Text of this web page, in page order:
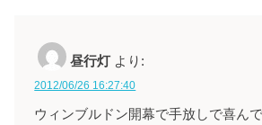
昼行灯 より:
2012/06/26 16:27:40
ウィンブルドン開幕で手放しで喜ん